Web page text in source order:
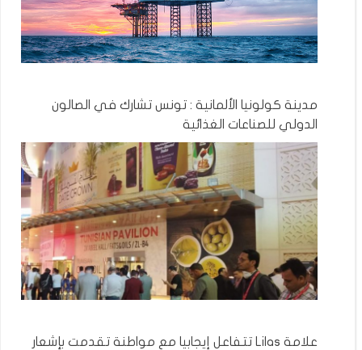
مدينة كولونيا الألمانية : تونس تشارك في الصالون
الدولي للصناعات الغذائية
علامة Lilas تتفاعل إيجابيا مع مواطنة تقدمت بإشعار